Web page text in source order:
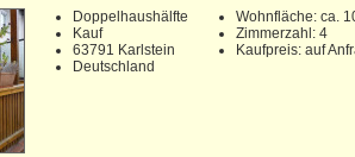
Doppelhaushälfte
Kauf
63791 Karlstein
Deutschland
Wohnfläche: ca.
Zimmerzahl: 4
Kaufpreis: auf